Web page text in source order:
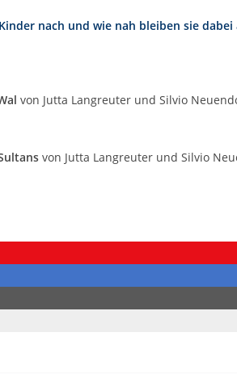
nach und wie nah bleiben sie
von Jutta Langreuter und Silvio
von Jutta Langreuter und Silvio